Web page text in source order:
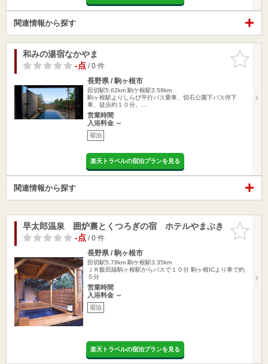
関連情報から探す
お気に入
りに追加
和みの湯宿なかやま
-点/ 0 件
長野県 / 駒ヶ根市
田切駅5.62km 駒ケ根駅3.59km
駒ヶ根駅よりしらび平行バス乗車、切石公園下バス停下
車、徒歩約１０分。…
営業時間
入浴料金 ～
宿泊
楽天トラベルの宿泊プランを見る
関連情報から探す
お気に入
りに追加
早太郎温泉 囲炉裏とくつろぎの宿 ホテルやまぶき
-点/ 0 件
長野県 / 駒ヶ根市
田切駅5.79km 駒ケ根駅3.35km
ＪＲ飯田線駒ヶ根駅からバスで１０分 駒ヶ根ICより車で約
５分
営業時間
入浴料金 ～
宿泊
楽天トラベルの宿泊プランを見る